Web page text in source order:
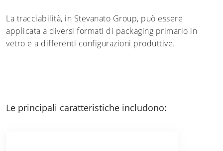
La tracciabilità, in Stevanato Group, può essere
applicata a diversi formati di packaging primario in
vetro e a differenti configurazioni produttive.
Le principali caratteristiche includono: